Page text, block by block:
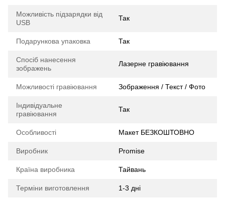
Можливість підзарядки від
USB
Так
Подарункова упаковка Так
Спосіб нанесення
зображень
Лазерне гравіювання
Можливості гравіювання Зображення / Текст / Фото
Індивідуальне
гравіювання
Так
Особливості Макет БЕЗКОШТОВНО
Виробник Promise
Країна виробника Тайвань
Терміни виготовлення 1-3 дні